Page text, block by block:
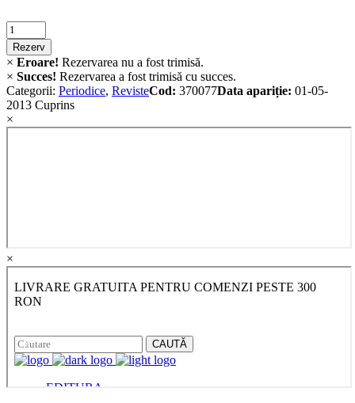
Criminalistica
quantity
Rezerv
× Eroare! Rezervarea nu a fost trimisă.
× Succes! Rezervarea a fost trimisă cu succes.
Categorii: Periodice, RevisteCod: 370077Data apariție: 01-05-
2013 Cuprins
×
×